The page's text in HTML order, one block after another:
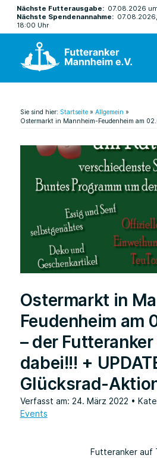
Nächste Futterausgabe: 07.08.2026
Nächste Spendenannahme:
18:00 Uhr
Sie sind hier: Startseite» Allgemein »
Ostermarkt in Mannheim-Feudenheim am
Ostermarkt in
Feudenheim am
– der
dabei!!! +
Glücksrad-
Verfasst am: 24. März 2022 •
Events
Futteranker auf